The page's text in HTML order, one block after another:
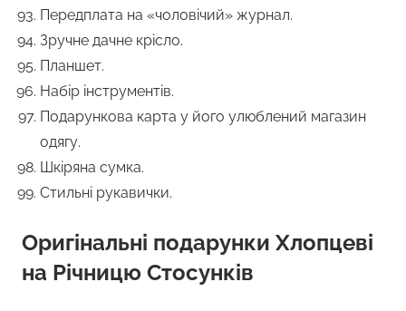
Передплата на «чоловічий» журнал.
Зручне дачне крісло.
Планшет.
Набір інструментів.
Подарункова карта у його улюблений магазин
одягу.
Шкіряна сумка.
Стильні рукавички.
Оригінальні подарунки Хлопцеві
на Річницю Стосунків